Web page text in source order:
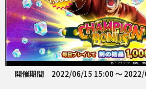
開催期間 2022/06/15 15:00 ～